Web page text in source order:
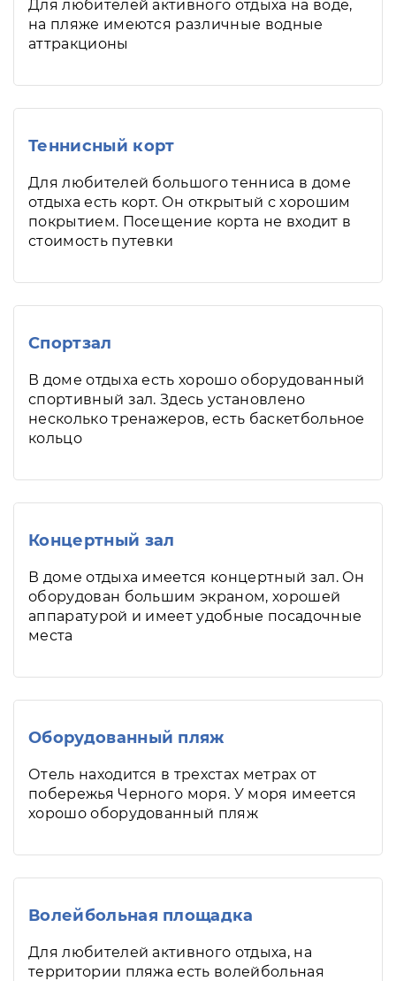
Для любителей активного отдыха на воде,
на пляже имеются различные водные
аттракционы
Теннисный корт
Для любителей большого тенниса в доме
отдыха есть корт. Он открытый с хорошим
покрытием. Посещение корта не входит в
стоимость путевки
Спортзал
В доме отдыха есть хорошо оборудованный
спортивный зал. Здесь установлено
несколько тренажеров, есть баскетбольное
кольцо
Концертный зал
В доме отдыха имеется концертный зал. Он
оборудован большим экраном, хорошей
аппаратурой и имеет удобные посадочные
места
Оборудованный пляж
Отель находится в трехстах метрах от
побережья Черного моря. У моря имеется
хорошо оборудованный пляж
Волейбольная площадка
Для любителей активного отдыха, на
территории пляжа есть волейбольная